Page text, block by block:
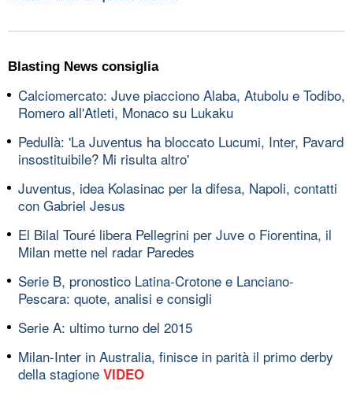
Blasting News consiglia
Calciomercato: Juve piacciono Alaba, Atubolu e Todibo,
Romero all'Atleti, Monaco su Lukaku
Pedullà: 'La Juventus ha bloccato Lucumi, Inter, Pavard
insostituibile? Mi risulta altro'
Juventus, idea Kolasinac per la difesa, Napoli, contatti
con Gabriel Jesus
El Bilal Touré libera Pellegrini per Juve o Fiorentina, il
Milan mette nel radar Paredes
Serie B, pronostico Latina-Crotone e Lanciano-
Pescara: quote, analisi e consigli
Serie A: ultimo turno del 2015
Milan-Inter in Australia, finisce in parità il primo derby
della stagione VIDEO